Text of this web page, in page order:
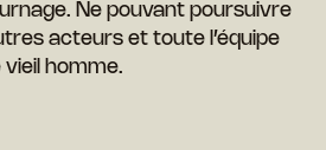
Ne pouvant poursuivre
acteurs et toute l’équipe
homme.